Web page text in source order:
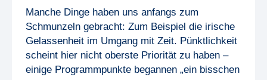
Manche Dinge haben uns anfangs zum
Schmunzeln gebracht: Zum Beispiel die irische
Gelassenheit im Umgang mit Zeit. Pünktlichkeit
scheint hier nicht oberste Priorität zu haben –
einige Programmpunkte begannen „ein bisschen